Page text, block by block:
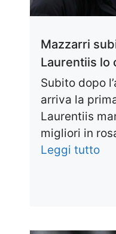
Mazzarri
Laurentiis lo
Subito dopo
arriva la
Laurentiis
migliori in
Leggi tutto